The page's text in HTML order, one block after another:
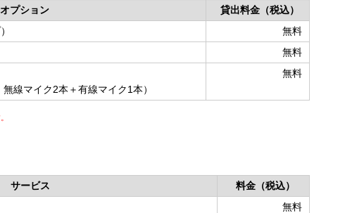
オプション
貸出料金（税込）
無料
無料
線マイク2本＋有線マイク1本）
無料
サービス
料金（税込）
無料